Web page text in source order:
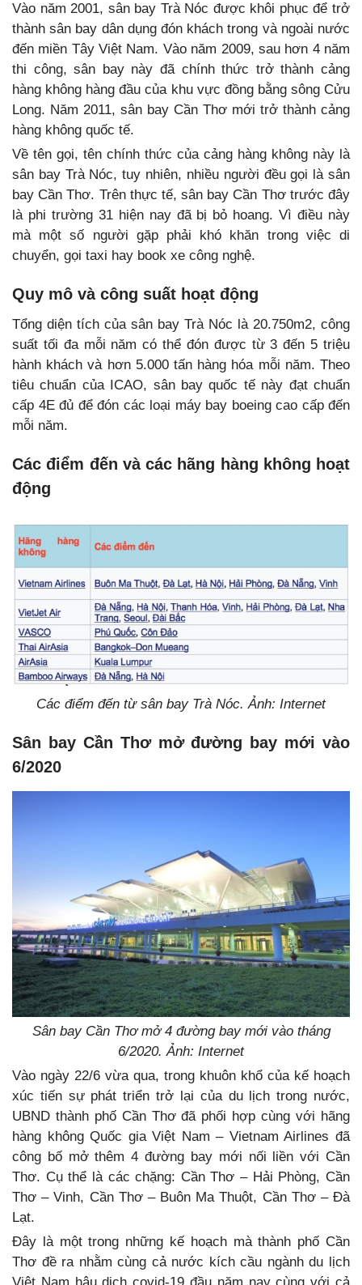
Vào năm 2001, sân bay Trà Nóc được khôi phục để trở
thành sân bay dân dụng đón khách trong và ngoài nước
đến miền Tây Việt Nam. Vào năm 2009, sau hơn 4 năm
thi công, sân bay này đã chính thức trở thành cảng
hàng không hàng đầu của khu vực đồng bằng sông Cửu
Long. Năm 2011, sân bay Cần Thơ mới trở thành cảng
hàng không quốc tế.
Về tên gọi, tên chính thức của cảng hàng không này là
sân bay Trà Nóc, tuy nhiên, nhiều người đều gọi là sân
bay Cần Thơ. Trên thực tế, sân bay Cần Thơ trước đây
là phi trường 31 hiện nay đã bị bỏ hoang. Vì điều này
mà một số người gặp phải khó khăn trong việc di
chuyển, gọi taxi hay book xe công nghệ.
Quy mô và công suất hoạt động
Tổng diện tích của sân bay Trà Nóc là 20.750m2, công
suất tối đa mỗi năm có thể đón được từ 3 đến 5 triệu
hành khách và hơn 5.000 tấn hàng hóa mỗi năm. Theo
tiêu chuẩn của ICAO, sân bay quốc tế này đạt chuẩn
cấp 4E đủ để đón các loại máy bay boeing cao cấp đến
mỗi năm.
Các điểm đến và các hãng hàng không hoạt
động
Các điểm đến từ sân bay Trà Nóc. Ảnh: Internet
Sân bay Cần Thơ mở đường bay mới vào
6/2020
Sân bay Cần Thơ mở 4 đường bay mới vào tháng
6/2020. Ảnh: Internet
Vào ngày 22/6 vừa qua, trong khuôn khổ của kế hoạch
xúc tiến sự phát triển trở lại của du lịch trong nước,
UBND thành phố Cần Thơ đã phối hợp cùng với hãng
hàng không Quốc gia Việt Nam – Vietnam Airlines đã
công bố mở thêm 4 đường bay mới nối liền với Cần
Thơ. Cụ thể là các chặng: Cần Thơ – Hải Phòng, Cần
Thơ – Vinh, Cần Thơ – Buôn Ma Thuột, Cần Thơ – Đà
Lạt.
Đây là một trong những kế hoạch mà thành phố Cần
Thơ đề ra nhằm cùng cả nước kích cầu ngành du lịch
Việt Nam hậu dịch covid-19 đầu năm nay cùng với cả